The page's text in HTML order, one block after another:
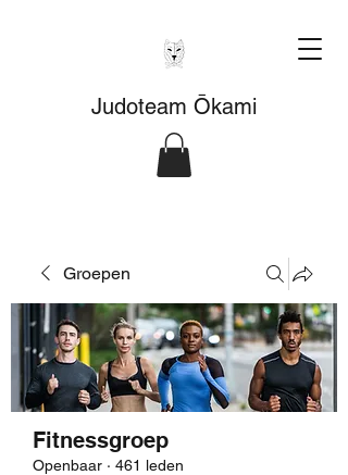
Judoteam Ōkami
Groepen
Fitnessgroep
Openbaar · 461 leden